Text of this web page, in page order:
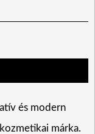
és modern
márka.